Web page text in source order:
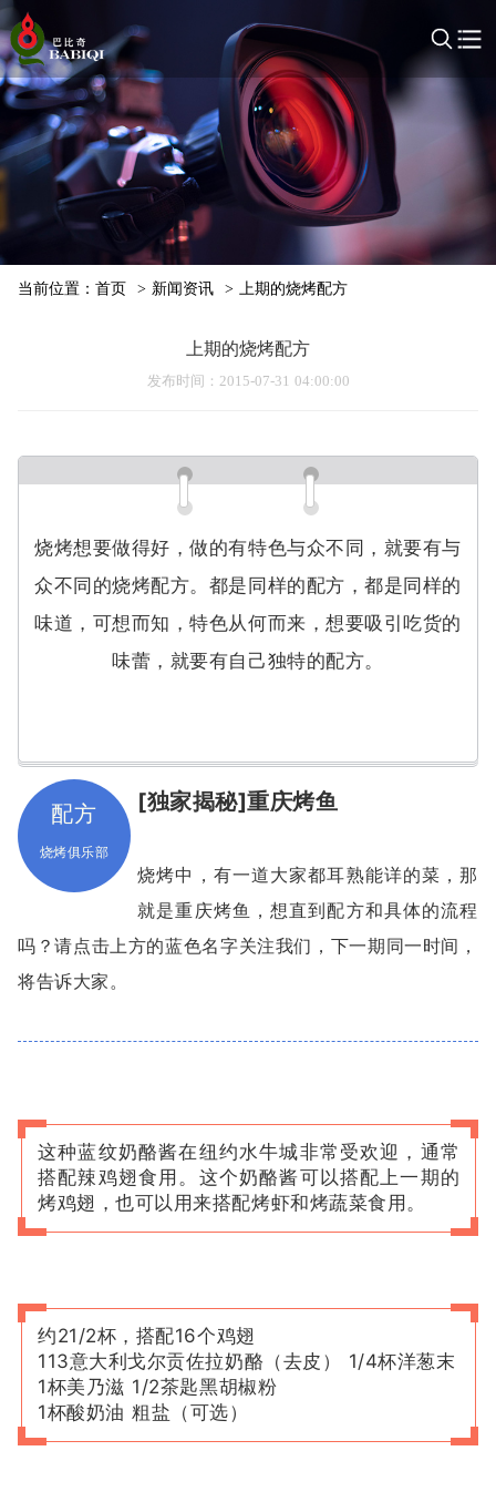
当前位置： 首页 > 新闻资讯 > 上期的烧烤配方
上期的烧烤配方
发布时间 ：2015-07-31 04:00:00
烧烤想要做得好，做的有特色与众不同，就要有与
众不同的烧烤配方。都是同样的配方，都是同样的
味道，可想而知，特色从何而来，想要吸引吃货的
味蕾，就要有自己独特的配方。
配方
烧烤俱乐部
[独家揭秘]重庆烤鱼
烧烤中，有一道大家都耳熟能详的菜，那
就是重庆烤鱼，想直到配方和具体的流程
吗？请点击上方的蓝色名字关注我们，下一期同一时间，
将告诉大家。
这种蓝纹奶酪酱在纽约水牛城非常受欢迎，通常
搭配辣鸡翅食用。这个奶酪酱可以搭配上一期的
烤鸡翅，也可以用来搭配烤虾和烤蔬菜食用。
约21/2杯，搭配16个鸡翅
113意大利戈尔贡佐拉奶酪（去皮） 1/4杯洋葱末
1杯美乃滋 1/2茶匙黑胡椒粉
1杯酸奶油 粗盐（可选）